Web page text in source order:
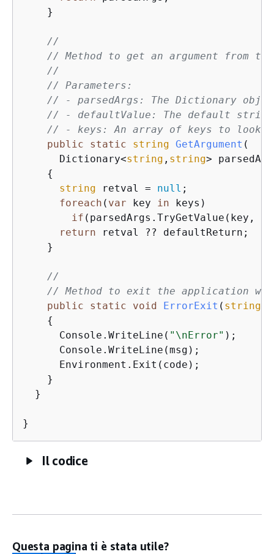
    }
//
// Method to get an argument from the
//
// Parameters:
// - parsedArgs: The Dictionary
// - defaultValue: The default
// - keys: An array of keys to look
public
static string GetArgument (
      Dictionary<
string , string>
{
string retval = null ;
foreach ( var key in keys)
if (parsedArgs.TryGetValue(key,
return retval ?? defaultReturn;
    }
//
// Method to exit the application
public
static void ErrorExit ( string
{
      Console.WriteLine(
"\nError" );
      Console.WriteLine(msg);
      Environment.Exit(code);
    }
  }
Il codice
Questa pagina ti è stata utile?